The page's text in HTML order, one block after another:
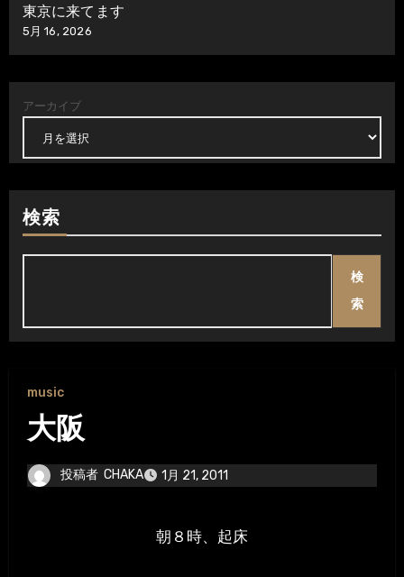
東京に来てます
5月 16, 2026
アーカイブ
検索
検
索
music
大阪
投稿者 CHAKA 1月 21, 2011
朝８時、起床